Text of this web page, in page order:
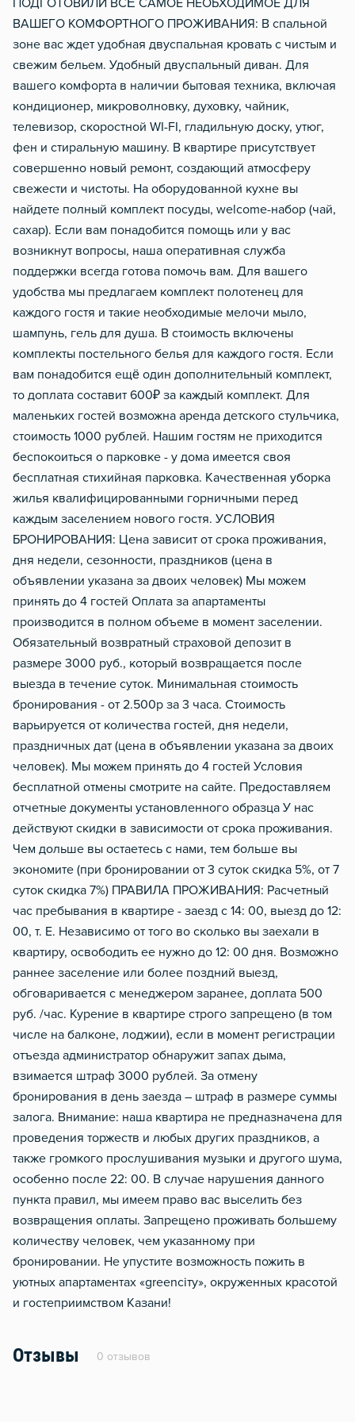
ПОДГОТОВИЛИ ВСЁ САМОЕ НЕОБХОДИМОЕ ДЛЯ
ВАШЕГО КОМФОРТНОГО ПРОЖИВАНИЯ: В спальной
зоне вас ждет удобная двуспальная кровать с чистым и
свежим бельем. Удобный двуспальный диван. Для
вашего комфорта в наличии бытовая техника, включая
кондиционер, микроволновку, духовку, чайник,
телевизор, скоростной WI-FI, гладильную доску, утюг,
фен и стиральную машину. В квартире присутствует
совершенно новый ремонт, создающий атмосферу
свежести и чистоты. На оборудованной кухне вы
найдете полный комплект посуды, wеlсоmе-набор (чай,
сахар). Если вам понадобится помощь или у вас
возникнут вопросы, наша оперативная служба
поддержки всегда готова помочь вам. Для вашего
удобства мы предлагаем комплект полотенец для
каждого гостя и такие необходимые мелочи мыло,
шампунь, гель для душа. В стоимость включены
комплекты постельного белья для каждого гостя. Если
вам понадобится ещё один дополнительный комплект,
то доплата составит 600₽ за каждый комплект. Для
маленьких гостей возможна аренда детского стульчика,
стоимость 1000 рублей. Нашим гостям не приходится
беспокоиться о парковке - у дома имеется своя
бесплатная стихийная парковка. Качественная уборка
жилья квалифицированными горничными перед
каждым заселением нового гостя. УСЛОВИЯ
БРОНИРОВАНИЯ: Цена зависит от срока проживания,
дня недели, сезонности, праздников (цена в
объявлении указана за двоих человек) Мы можем
принять до 4 гостей Оплата за апартаменты
производится в полном объеме в момент заселении.
Обязательный возвратный страховой депозит в
размере 3000 руб., который возвращается после
выезда в течение суток. Минимальная стоимость
бронирования - от 2.500р за 3 часа. Стоимость
варьируется от количества гостей, дня недели,
праздничных дат (цена в объявлении указана за двоих
человек). Мы можем принять до 4 гостей Условия
бесплатной отмены смотрите на сайте. Предоставляем
отчетные документы установленного образца У нас
действуют скидки в зависимости от срока проживания.
Чем дольше вы остаетесь с нами, тем больше вы
экономите (при бронировании от 3 суток скидка 5%, от 7
суток скидка 7%) ПРАВИЛА ПРОЖИВАНИЯ: Расчетный
час пребывания в квартире - заезд с 14: 00, выезд до 12:
00, т. Е. Независимо от того во сколько вы заехали в
квартиру, освободить ее нужно до 12: 00 дня. Возможно
раннее заселение или более поздний выезд,
обговаривается с менеджером заранее, доплата 500
руб. /час. Курение в квартире строго запрещено (в том
числе на балконе, лоджии), если в момент регистрации
отъезда администратор обнаружит запах дыма,
взимается штраф 3000 рублей. За отмену
бронирования в день заезда – штраф в размере суммы
залога. Внимание: наша квартира не предназначена для
проведения торжеств и любых других праздников, а
также громкого прослушивания музыки и другого шума,
особенно после 22: 00. В случае нарушения данного
пункта правил, мы имеем право вас выселить без
возвращения оплаты. Запрещено проживать большему
количеству человек, чем указанному при
бронировании. Не упустите возможность пожить в
уютных апартаментах «grееnсiтy», окруженных красотой
и гостеприимством Казани!
Отзывы 0 отзывов